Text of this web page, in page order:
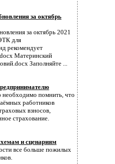
за октябрь
за октябрь 2021
для
рекомендует
Материнский
Заполняйте ...
помнить, что
работников
взносов,
страхование.
и сценариям
все больше пожилых